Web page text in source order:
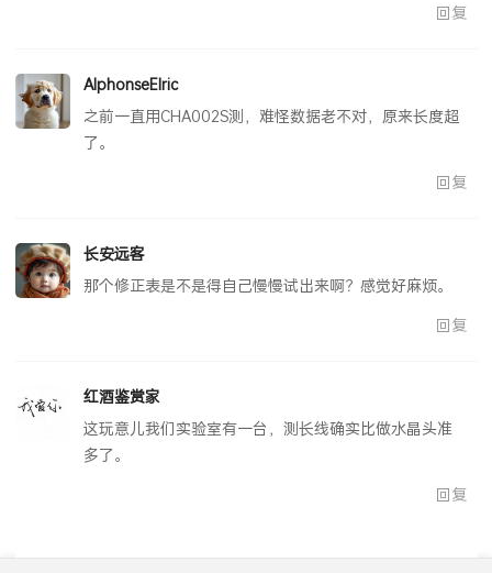
回复
AlphonseElric
之前一直用CHA002S测，难怪数据老不对，原来长度超
了。
回复
长安远客
那个修正表是不是得自己慢慢试出来啊？感觉好麻烦。
回复
红酒鉴赏家
这玩意儿我们实验室有一台，测长线确实比做水晶头准
多了。
回复